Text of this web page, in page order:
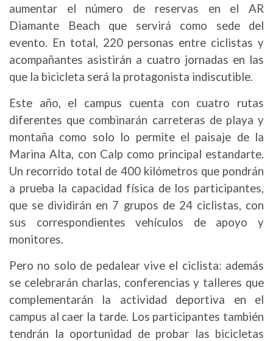
aumentar el número de reservas en el AR
Diamante Beach que servirá como sede del
evento. En total, 220 personas entre ciclistas y
acompañantes asistirán a cuatro jornadas en las
que la bicicleta será la protagonista indiscutible.
Este año, el campus cuenta con cuatro rutas
diferentes que combinarán carreteras de playa y
montaña como solo lo permite el paisaje de la
Marina Alta, con Calp como principal estandarte.
Un recorrido total de 400 kilómetros que pondrán
a prueba la capacidad física de los participantes,
que se dividirán en 7 grupos de 24 ciclistas, con
sus correspondientes vehículos de apoyo y
monitores.
Pero no solo de pedalear vive el ciclista: además
se celebrarán charlas, conferencias y talleres que
complementarán la actividad deportiva en el
campus al caer la tarde. Los participantes también
tendrán la oportunidad de probar las bicicletas